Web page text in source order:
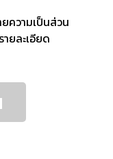
ยความเป็นส่วน
ยละเอียด